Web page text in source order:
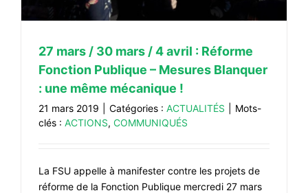
27 mars / 30 mars / 4 avril : Réforme
Fonction Publique – Mesures Blanquer
: une même mécanique !
21 mars 2019 Catégories : ACTUALITÉS
Mots-
clés : ACTIONS, COMMUNIQUÉS
La FSU appelle à manifester contre les projets de
réforme de la Fonction Publique mercredi 27 mars